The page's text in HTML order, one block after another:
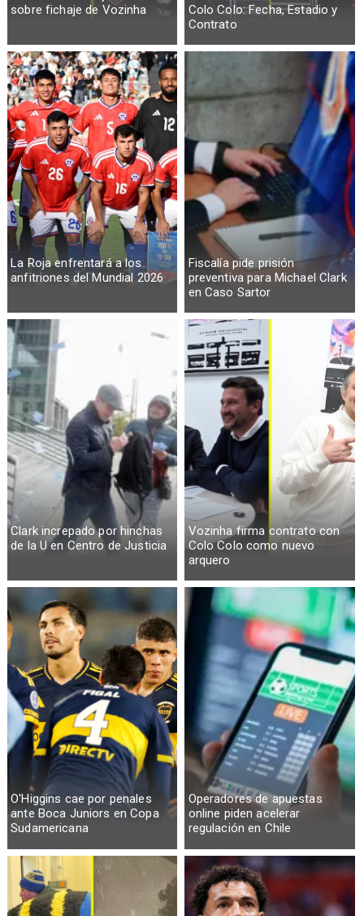
sobre fichaje de Vozinha
Colo Colo: Fecha, Estadio y
Contrato
La Roja enfrentará a los
anfitriones del Mundial 2026
Fiscalía pide prisión
preventiva para Michael Clark
en Caso Sartor
Clark increpado por hinchas
de la U en Centro de Justicia
Vozinha firma contrato con
Colo Colo como nuevo
arquero
O'Higgins cae por penales
ante Boca Juniors en Copa
Sudamericana
Operadores de apuestas
online piden acelerar
regulación en Chile